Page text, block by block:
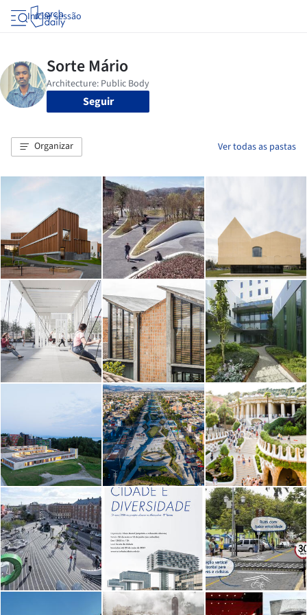
Iniciar sessão
Seguir
Organizar Ver todas as pastas